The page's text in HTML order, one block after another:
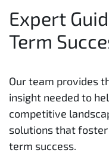
Expert
Term
Our team provides
insight needed to
competitive
solutions that
term success.